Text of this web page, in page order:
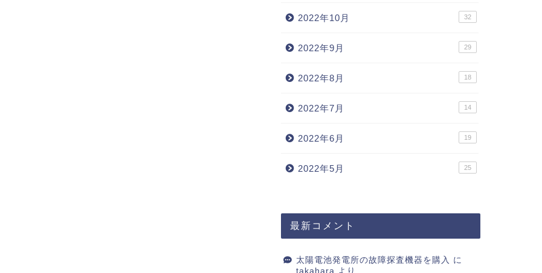
2022年10月 32
2022年9月 29
2022年8月 18
2022年7月 14
2022年6月 19
2022年5月 25
最新コメント
太陽電池発電所の故障探査機器を購入 に
takahara より